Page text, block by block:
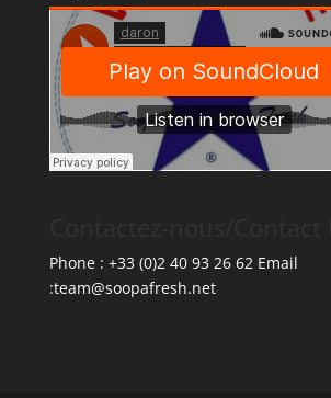
Phone : +33 (0)2 40 93 26 62 Email
:team@soopafresh.net